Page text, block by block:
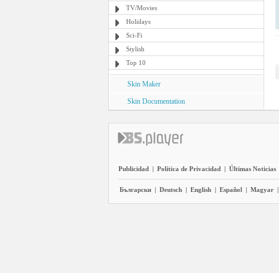
TV/Movies
Holidays
Sci-Fi
Stylish
Top 10
Skin Maker
Skin Documentation
Publicidad | Política de Privacidad | Últimas Noticias
Български | Deutsch | English | Español | Magyar |